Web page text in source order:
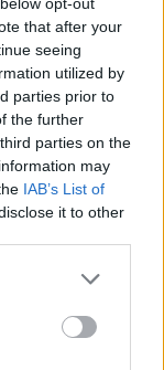
that after your
seeing
utilized by
parties prior to
the further
parties on the
may
IAB’s List of
it to other
της